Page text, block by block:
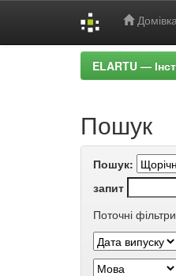
ELARTU —
Пошук
Пошук:
запит
Поточні